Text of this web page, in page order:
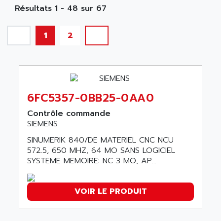
SIMATIC S5-135/155U
SINUMERIK
SINUMERIK 3
SIMATIC S5-90U/-95U/-100U
SIMATIC S5-95U
SIMATIC NET
SIMATIC S5-150U
SIMATIC S5-135
SIMATIC DP
SIMATIC S7
SIMATIC S7-400
A TECHNIQUES DAUTOMATISME
A.E.E
A.P.I ELECTRONIQUE
AAEON
AAN
AAVID
AB
AB OSAI
ABAC
ABB
ABB AS ROBOTIC
ABB REPAIR DEPT
Résultats 1 - 48 sur 67
1 2
6FC5357-0BB25-0AA0
Contrôle commande
SIEMENS
SINUMERIK 840/DE MATERIEL CNC NCU
572.5, 650 MHZ, 64 MO SANS LOGICIEL
SYSTEME MEMOIRE: NC 3 MO, AP...
VOIR LE PRODUIT